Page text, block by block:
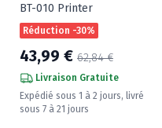
BT-010 Printer
Réduction -30%
43,99 € 62,84 €
Livraison Gratuite
Expédié sous 1 à 2 jours, livré
sous 7 à 21 jours